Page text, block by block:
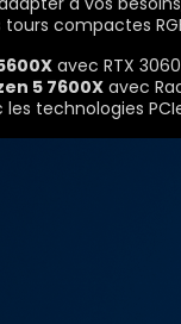
compactes
avec RTX 3060
5 7600X avec
technologies